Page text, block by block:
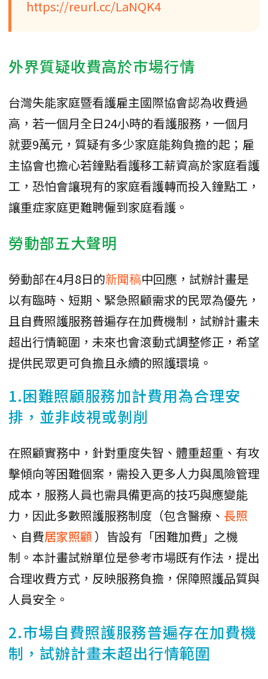
https://reurl.cc/LaNQK4
外界質疑收費高於市場行情
台灣失能家庭暨看護雇主國際協會認為收費過
高，若一個月全日24小時的看護服務，一個月
就要9萬元，質疑有多少家庭能夠負擔的起；雇
主協會也擔心若鐘點看護移工薪資高於家庭看護
工，恐怕會讓現有的家庭看護轉而投入鐘點工，
讓重症家庭更難聘僱到家庭看護。
勞動部五大聲明
勞動部在4月8日的新聞稿中回應，試辦計畫是
以有臨時、短期、緊急照顧需求的民眾為優先，
且自費照護服務普遍存在加費機制，試辦計畫未
超出行情範圍，未來也會滾動式調整修正，希望
提供民眾更可負擔且永續的照護環境。
1.困難照顧服務加計費用為合理安
排，並非歧視或剝削
在照顧實務中，針對重度失智、體重超重、有攻
擊傾向等困難個案，需投入更多人力與風險管理
成本，服務人員也需具備更高的技巧與應變能
力，因此多數照護服務制度（包含醫療、 長照
、自費居家照顧 ）皆設有「困難加費」之機
制。本計畫試辦單位是參考市場既有作法，提出
合理收費方式，反映服務負擔，保障照護品質與
人員安全。
2.市場自費照護服務普遍存在加費機
制，試辦計畫未超出行情範圍